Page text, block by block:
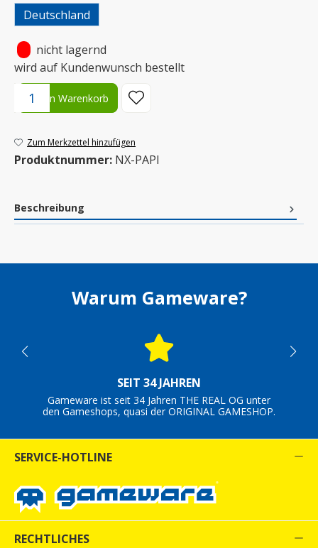
Deutschland
nicht lagernd
wird auf Kundenwunsch bestellt
Produkt Anzahl: Gib den gewünschten Wert ein oder benutze
In den Warenkorb
Zum Merkzettel hinzufügen
Produktnummer: NX-PAPI
Beschreibung
Warum Gameware?
SEIT 34 JAHREN
Gameware ist seit 34 Jahren THE REAL OG unter
den Gameshops, quasi der ORIGINAL GAMESHOP.
SERVICE-HOTLINE
RECHTLICHES